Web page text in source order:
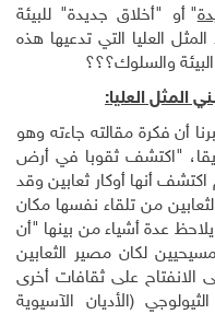
" أو "أخلاق جديدة" للبيئة
العليا التي تدعيها هذه
والسلوك؟؟؟
المثل العليا:
أن فكرة مقالته جاءته وهو
"اكتشف ثقوبا في أرض
أنها أوكار ثعابين وقد
من تلقاء نفسها مكان
عدة أشياء من بينها "أن
لكان مصير الثعابين
الانفتاح على ثقافات أخرى
(الأديان الآسيوية